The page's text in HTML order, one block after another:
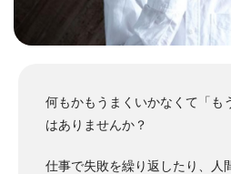
何もかもうまくいかなくて「も
はありませんか？
仕事で失敗を繰り返したり、人